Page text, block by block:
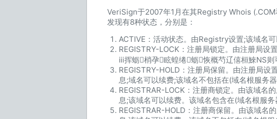
VeriSign于2007年1月在其Registry Whois
发现有8种状态，分别是：
ACTIVE：活动状态。由Registry设置;该域名
REGISTRY-LOCK：注册局锁定。由注册局设
ⅲ挥蛎梢孕眩蝗绻蛎恢概芍辽僖桓鯠NS则
REGISTRY-HOLD：注册局保留。由注册局
息;域名可以续费;该域名不包括在(域名根服务
REGISTRAR-LOCK：注册商锁定。由该域名
息;该域名可以续费。该域名包含在(域名根服务
REGISTRAR-HOLD：注册商保留。由该域名